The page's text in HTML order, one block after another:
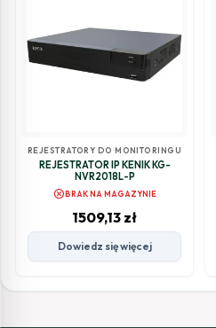
REJESTRATORY DO MONITORINGU
REJESTRATOR IP KENIK KG-
NVR2018L-P
cancelBRAK NA MAGAZYNIE
1509,13 zł
Dowiedz się więcej